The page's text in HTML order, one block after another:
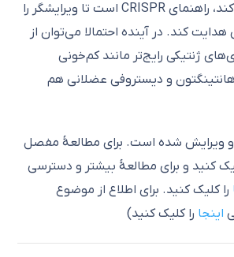
چیزی که باید تغییر کند، راهنمای CRISPR است تا ویرایشگر را
کند. در آینده احتمالا می‌توان از
ژنتیکی رایج‌تر مانند کم‌خونی
و دیستروفی عضلانی هم
ویرایش شده است. برای مطالعۀ مفصل
کنید و برای مطالعۀ بیشتر و دسترسی
را کلیک کنید. برای اطلاع از موضوع
اینجا را کلیک کنید)